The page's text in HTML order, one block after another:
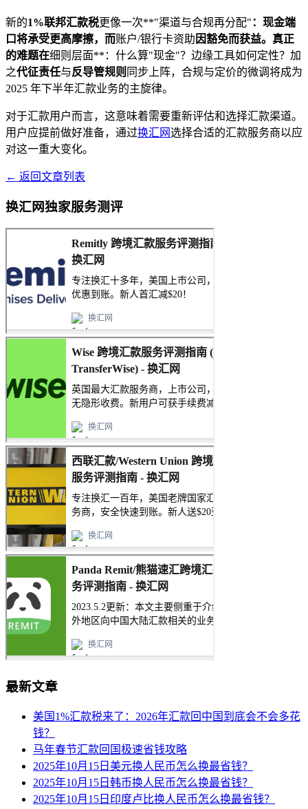
新的1%联邦汇款税更像一次**"渠道与合规再分配"： 现金端
口将承受更高摩擦，而账户/银行卡资助 因豁免而获益。真正
的难题在细则层面**：什么算"现金"？边缘工具如何定性？加
之代征责任与反导管规则 同步上阵，合规与定价的微调将成为
2025 年下半年汇款业务的主旋律。
对于汇款用户而言，这意味着需要重新评估和选择汇款渠道。
用户应提前做好准备，通过换汇网选择合适的汇款服务商以应
对这一重大变化。
← 返回文章列表
换汇网独家服务测评
最新文章
美国1%汇款税来了：2026年汇款回中国到底会不会多花
钱？
马年春节汇款回国极速省钱攻略
2025年10月15日美元换人民币怎么换最省钱？
2025年10月15日韩币换人民币怎么换最省钱？
2025年10月15日印度卢比换人民币怎么换最省钱？